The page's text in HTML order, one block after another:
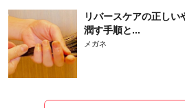
リバースケアの正し
潤す手順と...
メガネ